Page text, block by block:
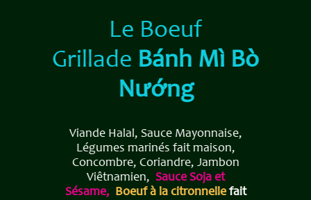
Le Boeuf
Grillade Bánh Mì Bò
Nướng
V​iande Halal, Sauce Mayonnaise,
Légumes marinés fait maison,
Concombre, Coriandre, Jambon
Viêtnamien, Sauce Soja et
Sésame, Boeuf à la citronnelle fait